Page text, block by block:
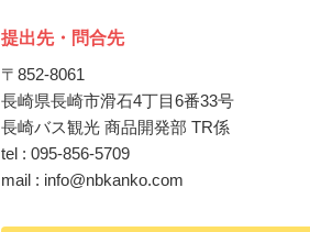
提出先・問合先
〒852-8061
長崎県長崎市滑石4丁目6番33号
長崎バス観光 商品開発部 TR係
tel : 095-856-5709
mail : info@nbkanko.com